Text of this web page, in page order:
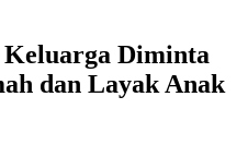
Diminta
dan Layak Anak